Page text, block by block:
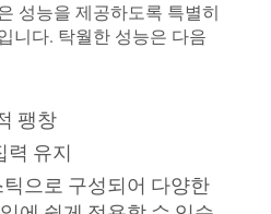
성능을 제공하도록 특별히
니다. 탁월한 성능은 다음
팽창
력 유지
으로 구성되어 다양한